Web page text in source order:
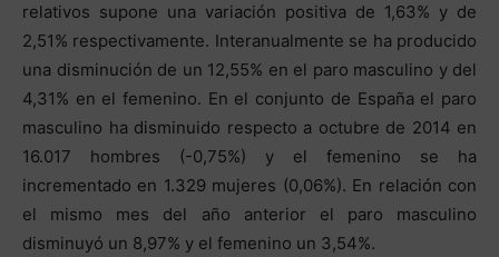
relativos supone una variación positiva de 1,63% y de
2,51% respectivamente. Interanualmente se ha producido
una disminución de un 12,55% en el paro masculino y del
4,31% en el femenino. En el conjunto de España el paro
masculino ha disminuido respecto a octubre de 2014 en
16.017 hombres (-0,75%) y el femenino se ha
incrementado en 1.329 mujeres (0,06%). En relación con
el mismo mes del año anterior el paro masculino
disminuyó un 8,97% y el femenino un 3,54%.